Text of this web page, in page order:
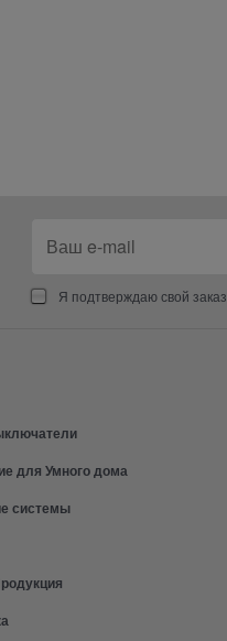
Я подтверждаю свой заказ.
для Умного дома
системы